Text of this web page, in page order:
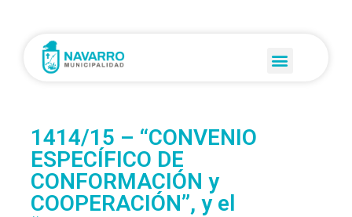
1414/15 – “CONVENIO
ESPECÍFICO DE
CONFORMACIÓN y
COOPERACIÓN”, y el